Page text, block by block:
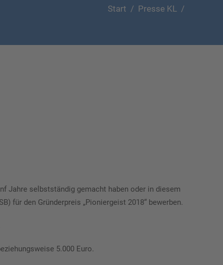
Start / Presse KL /
Jahre selbstständig gemacht haben oder in diesem
für den Gründerpreis „Pioniergeist 2018“ bewerben.
5.000 Euro.